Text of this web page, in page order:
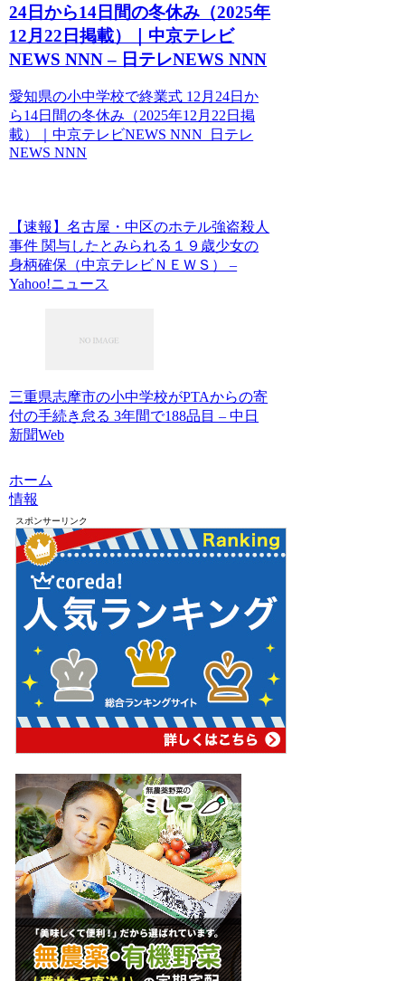
24日から14日間の冬休み（2025年
12月22日掲載）｜中京テレビ
NEWS NNN – 日テレNEWS NNN
愛知県の小中学校で終業式 12月24日か
ら14日間の冬休み（2025年12月22日掲
載）｜中京テレビNEWS NNN 日テレ
NEWS NNN
【速報】名古屋・中区のホテル強盗殺人
事件 関与したとみられる１９歳少女の
身柄確保（中京テレビＮＥＷＳ） –
Yahoo!ニュース
三重県志摩市の小中学校がPTAからの寄
付の手続き怠る 3年間で188品目 – 中日
新聞Web
ホーム
情報
スポンサーリンク